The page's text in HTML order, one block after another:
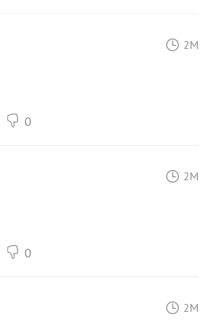
2M
0
2M
0
2M